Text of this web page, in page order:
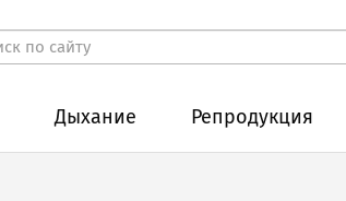
Дыхание Репродукция